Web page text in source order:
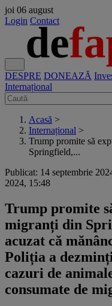
joi 06 august
Login Contact
DESPRE DONEAZĂ
Internațional
Acasă >
Internațional >
Trump promite să
Springfield,...
Publicat: 14 septembrie
2024, 15:48
Trump promite
migranți din
acuzat că
Poliția a
cazuri de
consumate de